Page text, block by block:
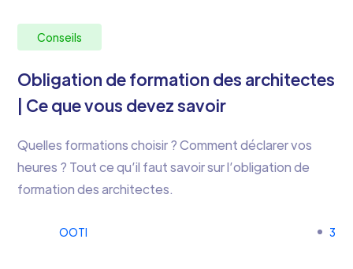
Conseils
Obligation de formation des architectes
| Ce que vous devez savoir
Quelles formations choisir ? Comment déclarer vos
heures ? Tout ce qu’il faut savoir sur l’obligation de
formation des architectes.
OOTI 3